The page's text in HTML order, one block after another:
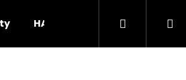
HANDMADE produktyHledat